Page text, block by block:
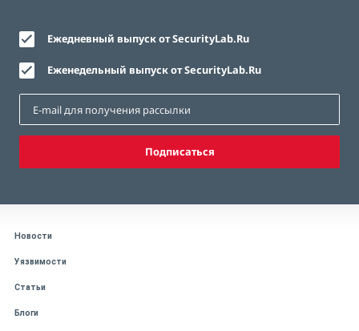
Ежедневный выпуск от SecurityLab.Ru
Еженедельный выпуск от SecurityLab.Ru
Подписаться
Новости
Уязвимости
Статьи
Блоги